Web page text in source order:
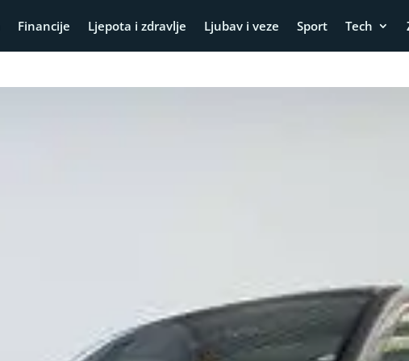
Financije Ljepota i zdravlje Ljubav i veze Sport Tech